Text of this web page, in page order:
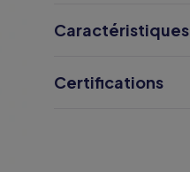
Caractéristiques
Certifications